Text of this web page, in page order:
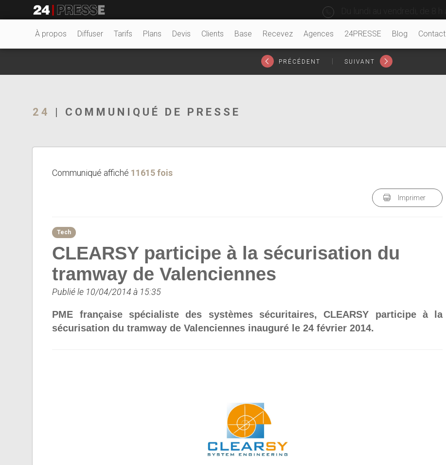
24Presse -
À propos Diffuser Tarifs Plans Devis Clients Base Recevez Agences 24PRESSE Blog Contact
PRÉCÉDENT SUIVANT
24 | COMMUNIQUÉ DE PRESSE
Communiqué affiché 11615 fois
Imprimer
Tech
CLEARSY participe à la sécurisation du
tramway de Valenciennes
Publié le 10/04/2014 à 15:35
PME française spécialiste des systèmes sécuritaires, CLEARSY participe à la
sécurisation du tramway de Valenciennes inauguré le 24 février 2014.